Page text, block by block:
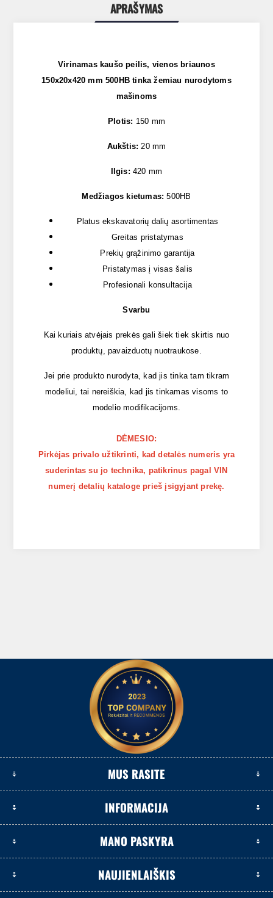
APRAŠYMAS
Virinamas kaušo peilis, vienos briaunos
150x20x420 mm 500HB tinka žemiau nurodytoms
mašinoms
Plotis: 150 mm
Aukštis:20 mm
Ilgis: 420 mm
Medžiagos kietumas: 500HB
Platus ekskavatorių dalių asortimentas
Greitas pristatymas
Prekių grąžinimo garantija
Pristatymas į visas šalis
Profesionali konsultacija
Svarbu
Kai kuriais atvėjais prekės gali šiek tiek skirtis nuo
produktų, pavaizduotų nuotraukose.
Jei prie produkto nurodyta, kad jis tinka tam tikram
modeliui, tai nereiškia, kad jis tinkamas visoms to
modelio modifikacijoms.
DĖMESIO:
Pirkėjas privalo užtikrinti, kad detalės numeris yra
suderintas su jo technika, patikrinus pagal VIN
numerį detalių kataloge prieš įsigyjant prekę.
MUS RASITE
INFORMACIJA
MANO PASKYRA
NAUJIENLAIŠKIS